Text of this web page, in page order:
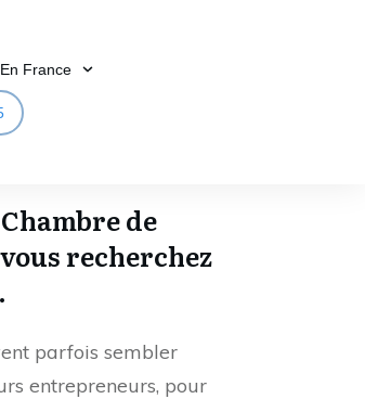
France
de
recherchez
.
parfois sembler
entrepreneurs, pour